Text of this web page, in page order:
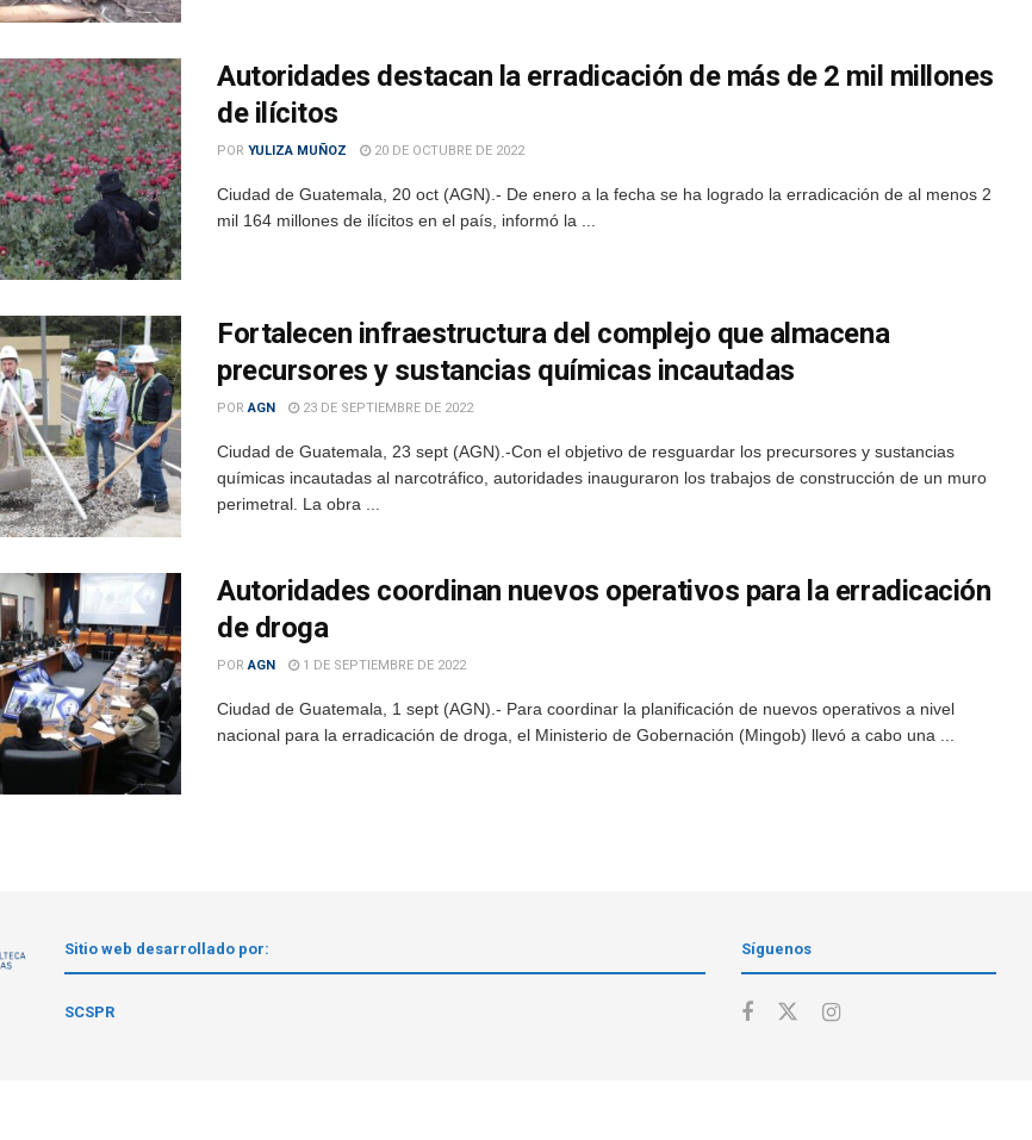
Autoridades destacan la erradicación de más de 2 mil millones
de ilícitos
POR YULIZA MUÑOZ 20 DE OCTUBRE DE 2022
Ciudad de Guatemala, 20 oct (AGN).- De enero a la fecha se ha logrado la erradicación de al menos 2
mil 164 millones de ilícitos en el país, informó la ...
Fortalecen infraestructura del complejo que almacena
precursores y sustancias químicas incautadas
POR AGN 23 DE SEPTIEMBRE DE 2022
Ciudad de Guatemala, 23 sept (AGN).-Con el objetivo de resguardar los precursores y sustancias
químicas incautadas al narcotráfico, autoridades inauguraron los trabajos de construcción de un muro
perimetral. La obra ...
Autoridades coordinan nuevos operativos para la erradicación
de droga
POR AGN 1 DE SEPTIEMBRE DE 2022
Ciudad de Guatemala, 1 sept (AGN).- Para coordinar la planificación de nuevos operativos a nivel
nacional para la erradicación de droga, el Ministerio de Gobernación (Mingob) llevó a cabo una ...
Sitio web desarrollado por:
SCSPR
Síguenos